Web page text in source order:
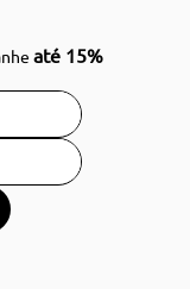
até 15%